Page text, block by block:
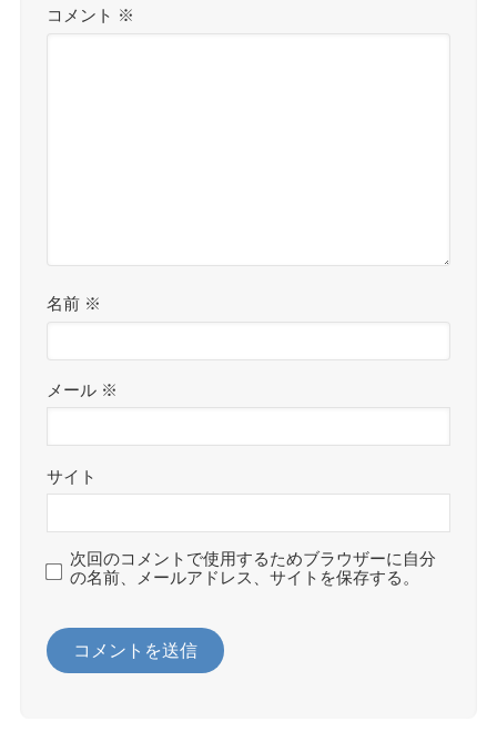
コメント ※
名前 ※
メール ※
サイト
次回のコメントで使用するためブラウザーに自分
の名前、メールアドレス、サイトを保存する。